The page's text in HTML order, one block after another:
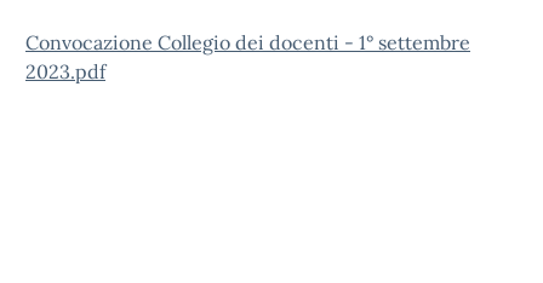
Convocazione Collegio dei docenti - 1° settembre
2023.pdf